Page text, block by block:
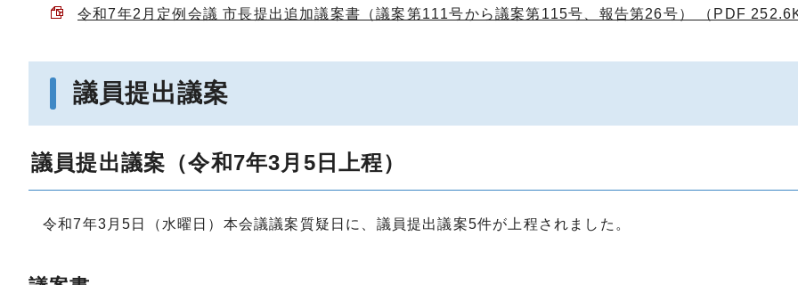
令和7年2月定例会議 市長提出追加議案書（議案第111号から議案第115号、報告第26号） （PDF
議員提出議案
議員提出議案（令和7年3月5日上程）
令和7年3月5日（水曜日）本会議議案質疑日に、議員提出議案5件が上程されました。